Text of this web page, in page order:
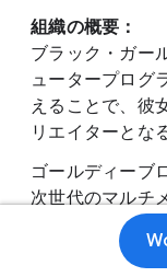
組織の概要：
ブラック・ガー
ュータープログ
えることで、彼
リエイターとな
ゴールディーブ
次世代のマルチ
ステレオタイプ
女エンジニア兼